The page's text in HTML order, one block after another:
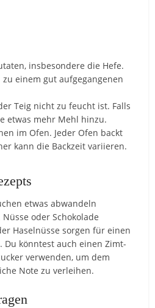
insbesondere die Hefe.
zu einem gut aufgegangenen
Teig nicht zu feucht ist. Falls
etwas mehr Mehl hinzu.
im Ofen. Jeder Ofen backt
kann die Backzeit variieren.
etwas abwandeln
oder Schokolade
Haselnüsse sorgen für einen
Du könntest auch einen Zimt-
verwenden, um dem
Note zu verleihen.